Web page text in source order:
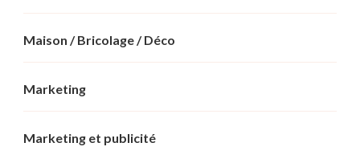
Maison / Bricolage / Déco
Marketing
Marketing et publicité